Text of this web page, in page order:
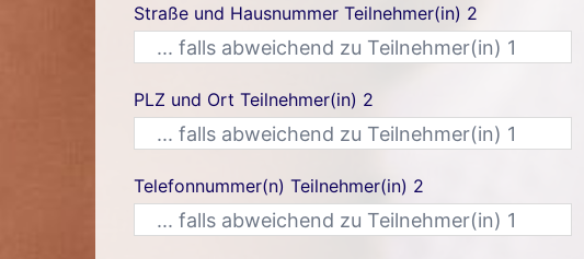
Straße und Hausnummer Teilnehmer(in) 2
PLZ und Ort Teilnehmer(in) 2
Telefonnummer(n) Teilnehmer(in) 2